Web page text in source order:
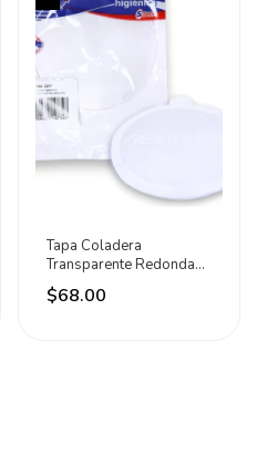
Tapa Coladera
Transparente Redonda
Fleximatic Malos Olores
$68.00